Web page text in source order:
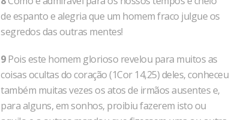
de espanto e alegria que um homem fraco julgue os
segredos das outras mentes!
9Pois este homem glorioso revelou para muitos as
coisas ocultas do coração (1Cor 14,25) deles, conheceu
também muitas vezes os atos de irmãos ausentes e,
para alguns, em sonhos, proibiu fazerem isto ou